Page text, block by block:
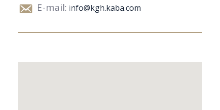
E-mail: info@kgh.kaba.com